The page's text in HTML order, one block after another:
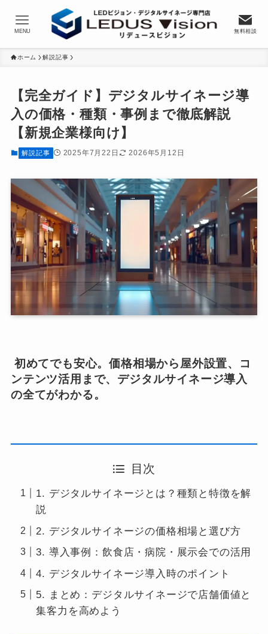
無料相談
MENU
ホーム 解説記事
【完全ガイド】デジタルサイネージ導
入の価格・種類・事例まで徹底解説
【新規企業様向け】
解説記事 2025年7月22日 2026年5月12日
初めてでも安心。価格相場から屋外設置、コ
ンテンツ活用まで、デジタルサイネージ導入
の全てがわかる。
目次
1. デジタルサイネージとは？種類と特徴を解
説
2. デジタルサイネージの価格相場と選び方
3. 導入事例：飲食店・病院・展示会での活用
4. デジタルサイネージ導入時のポイント
5. まとめ：デジタルサイネージで店舗価値と
集客力を高めよう